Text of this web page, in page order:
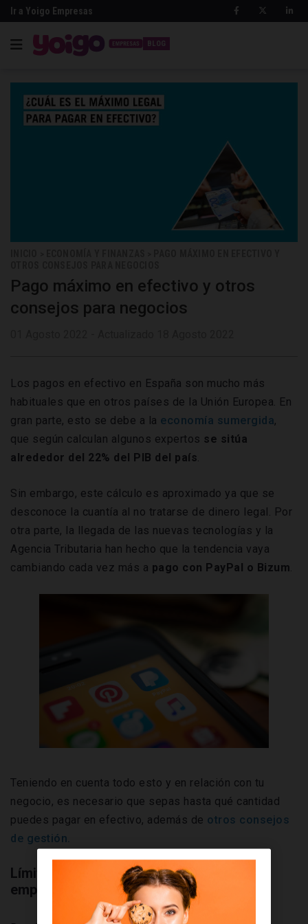
Ir a Yoigo Empresas
BLOG
Pago máximo en efectivo y otros
consejos para negocios
Los pagos en efectivo en España son mucho más
habituales que en otros países de la Unión Europea. En
gran parte, esto se debe a la economía sumergida,
que según calculan algunos expertos se sitúa
alrededor del 22% del PIB del país.
Sin embargo, este cálculo es aproximado ya que se
desconoce la cuantía al no tratarse de dinero legal. Por
otra parte, la llegada de las nuevas tecnologías y la
Agencia Tributaria han hecho que la tendencia vaya
cambiando cada vez más a pago con PayPal o Bizum.
Teniendo en cuenta todo esto y en relación con tu
negocio, es necesario que sepas hasta qué cantidad
puedes pagar en efectivo, además de otros consejos
de gestión.
Límite legal de pagos en metálico para
empresas